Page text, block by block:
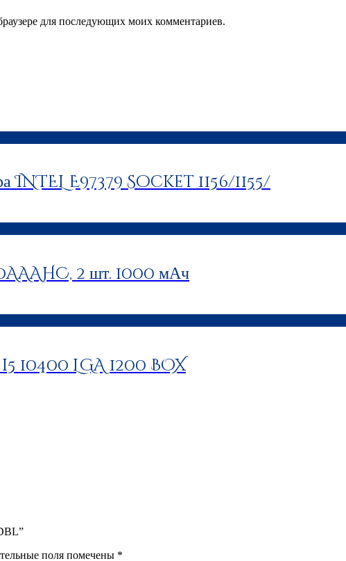
для последующих моих комментариев.
INTEL E97379 Socket 1156/1155/
2 шт. 1000 мАч
10400 LGA 1200 BOX
поля помечены *